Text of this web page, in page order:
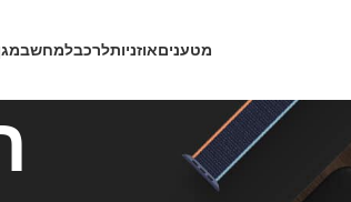
מטעניםאוזניותלרכבלמחשב